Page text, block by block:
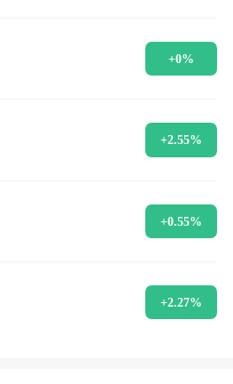
+0%
+2.55%
+0.55%
+2.27%